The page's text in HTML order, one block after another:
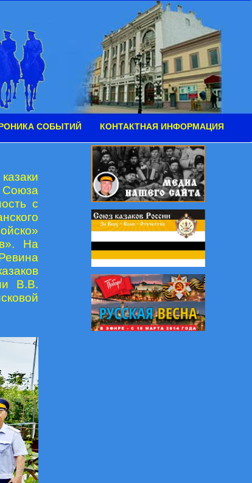
СОБЫТИЙ КОНТАКТНАЯ ИНФОРМАЦИЯ
с
На
В.В.